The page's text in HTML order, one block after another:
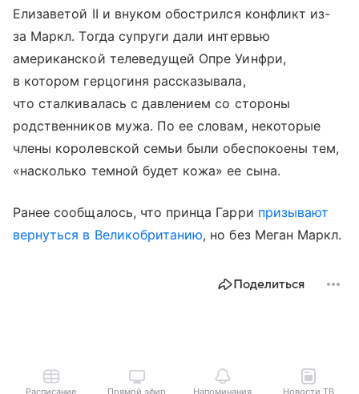
Елизаветой II и внуком обострился конфликт из-
за Маркл. Тогда супруги дали интервью
американской телеведущей Опре Уинфри,
в котором герцогиня рассказывала,
что сталкивалась с давлением со стороны
родственников мужа. По ее словам, некоторые
члены королевской семьи были обеспокоены тем,
«насколько темной будет кожа» ее сына.
Ранее сообщалось, что принца Гарри призывают
вернуться в Великобританию, но без Меган Маркл.
Поделиться
Расписание Прямой эфир Напоминания Новости ТВ